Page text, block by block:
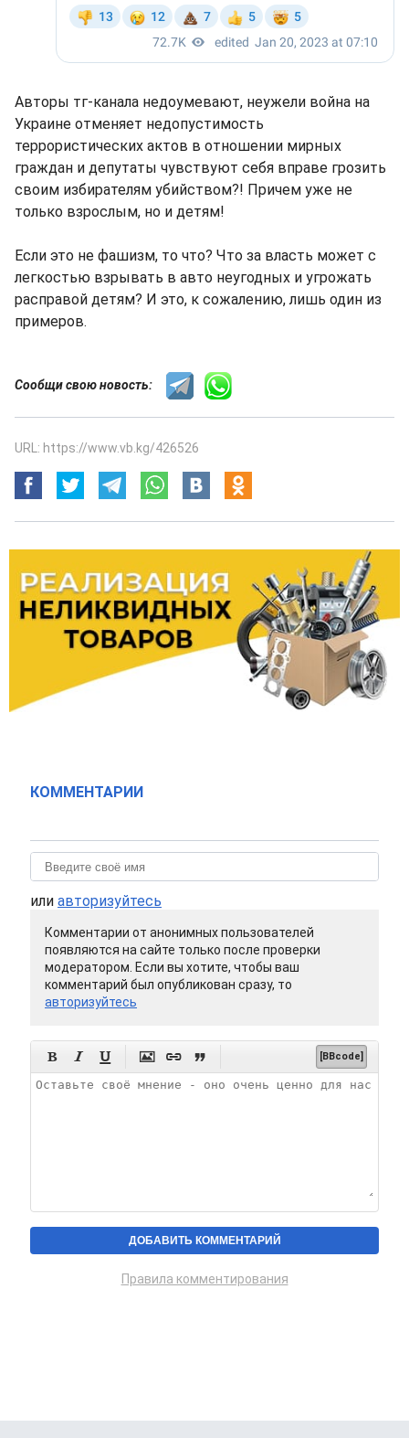
Авторы тг-канала недоумевают, неужели война на
Украине отменяет недопустимость
террористических актов в отношении мирных
граждан и депутаты чувствуют себя вправе грозить
своим избирателям убийством?! Причем уже не
только взрослым, но и детям!
Если это не фашизм, то что? Что за власть может с
легкостью взрывать в авто неугодных и угрожать
расправой детям? И это, к сожалению, лишь один из
примеров.
Сообщи свою новость:
URL: https://www.vb.kg/426526
КОММЕНТАРИИ
или авторизуйтесь
Комментарии от анонимных пользователей
появляются на сайте только после проверки
модератором. Если вы хотите, чтобы ваш
комментарий был опубликован сразу, то
авторизуйтесь
      [BBcode]
Правила комментирования